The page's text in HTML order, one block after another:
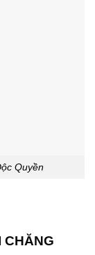
Quyền
CHĂNG